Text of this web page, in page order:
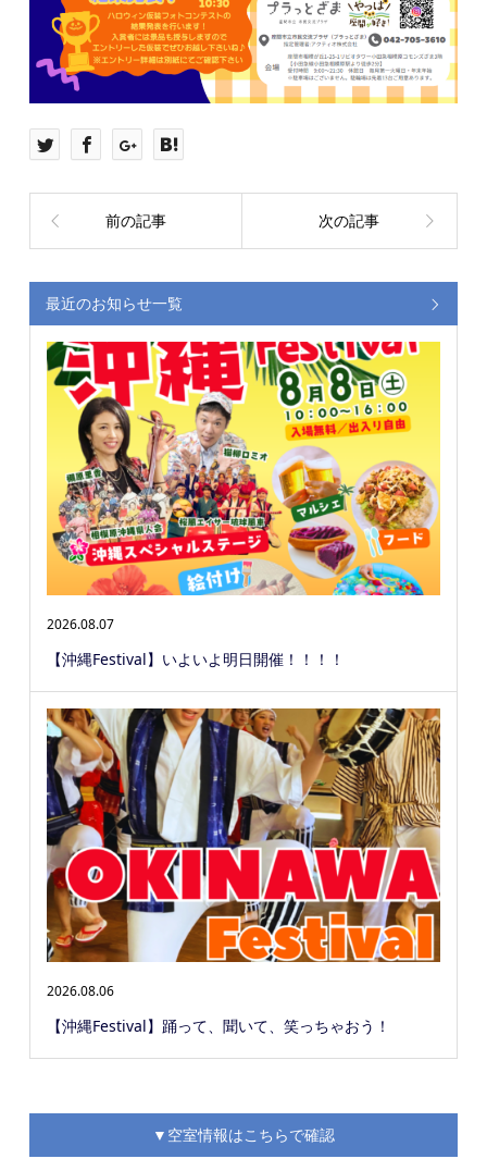
前の記事 次の記事
最近のお知らせ一覧
2026.08.07
【沖縄Festival】いよいよ明日開催！！！！
2026.08.06
【沖縄Festival】踊って、聞いて、笑っちゃおう！
▼空室情報はこちらで確認